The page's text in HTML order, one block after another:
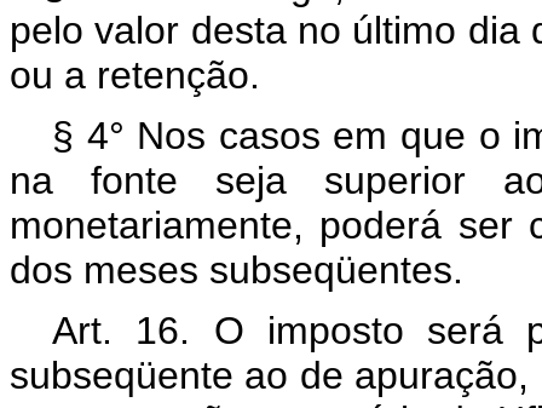
pelo valor desta no último
ou a retenção.
§ 4° Nos casos em que o
na fonte seja superior
monetariamente, poderá ser
dos meses subseqüentes.
Art. 16. O imposto será
subseqüente ao de